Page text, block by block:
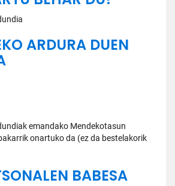
ARDURA DUEN
emandako Mendekotasun
onartuko da (ez da bestelakorik
BABESA